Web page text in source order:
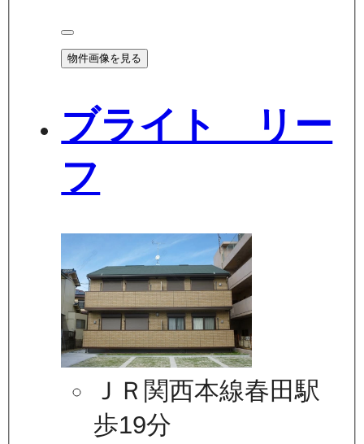
物件画像を見る
ブライト リー
フ
ＪＲ関西本線春田駅
歩19分